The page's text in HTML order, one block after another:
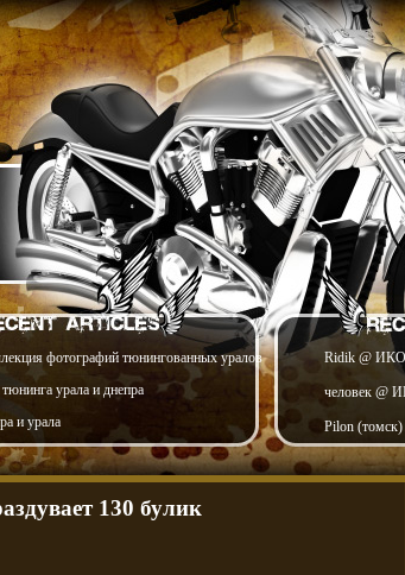
фотографий тюнингованных уралов
урала и днепра
и урала
Ridik @
человек
Pilon
130 булик